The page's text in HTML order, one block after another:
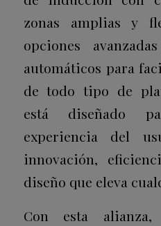
zonas amplias y
opciones
automáticos para
de todo tipo de
está diseñado
experiencia del
innovación,
diseño que eleva
Con esta